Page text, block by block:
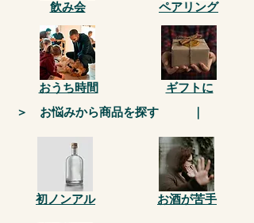
飲み会
おうち時間
ペアリング
​ギフトに
＞ お悩みから商品を探す ｜
初ノンアル ​お酒が苦手